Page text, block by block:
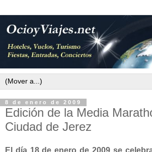
8 de enero de 2009
Edición de la Media
Ciudad de Jerez